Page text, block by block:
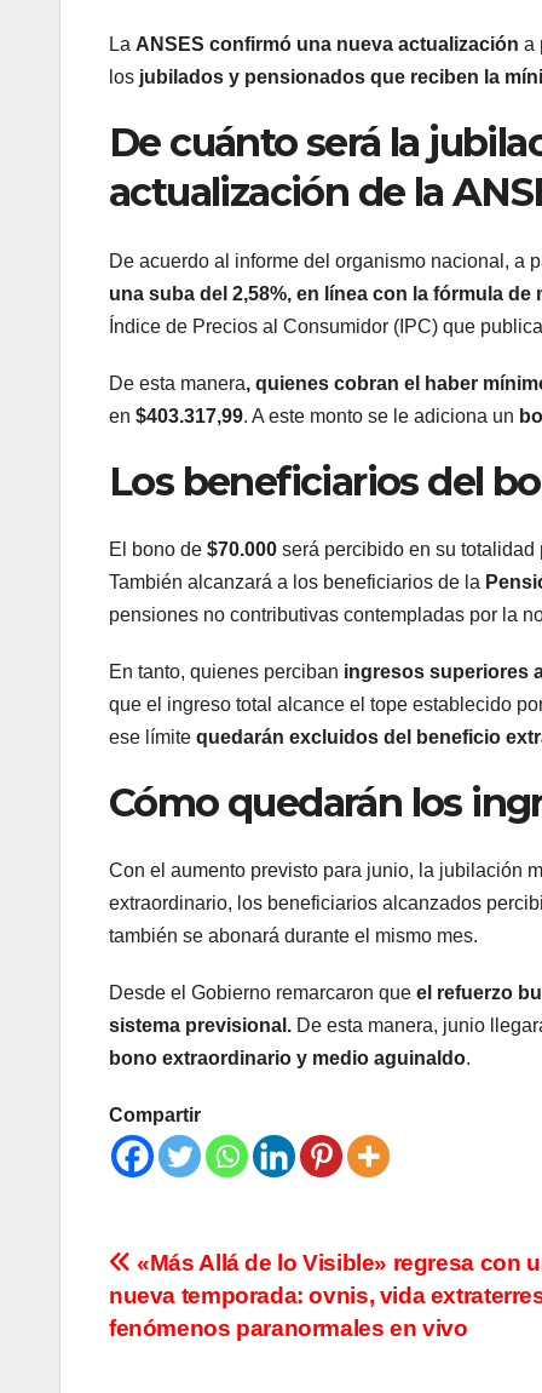
La ANSES confirmó una nueva actualización a
los jubilados y pensionados que reciben la
De cuánto será la
actualización de la
De acuerdo al informe del organismo nacional, a
una suba del 2,58%, en línea con la fórmula de
Índice de Precios al Consumidor (IPC) que
De esta manera, quienes cobran el haber
en $403.317,99. A este monto se le adiciona un
Los beneficiarios del
El bono de $70.000 será percibido en su totalidad
También alcanzará a los beneficiarios de la
pensiones no contributivas contempladas por la
En tanto, quienes perciban ingresos superiores
que el ingreso total alcance el tope establecido
ese límite quedarán excluidos del beneficio
Cómo quedarán los
Con el aumento previsto para junio, la jubilación
extraordinario, los beneficiarios alcanzados
también se abonará durante el mismo mes.
Desde el Gobierno remarcaron que el refuerzo
sistema previsional. De esta manera, junio
bono extraordinario y medio aguinaldo.
Compartir
Navegación
de
«Más Allá de lo Visible» regresa con
nueva temporada: ovnis, vida
fenómenos paranormales en vivo